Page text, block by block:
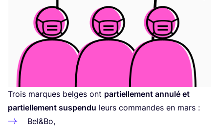
Trois marques belges ont par­tiel­le­ment annu­lé et
par­tiel­le­ment sus­pen­du leurs com­mandes en mars :
Bel&Bo,